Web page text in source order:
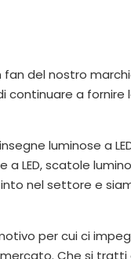
del nostro
continuare a
luminose a
scatole
nel settore e
per cui ci
Che si tratti